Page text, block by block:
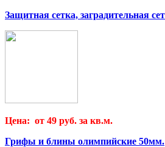
Защитная сетка, заградительная
Цена: от 49 руб. за кв.м.
Грифы и блины олимпийские 50мм.